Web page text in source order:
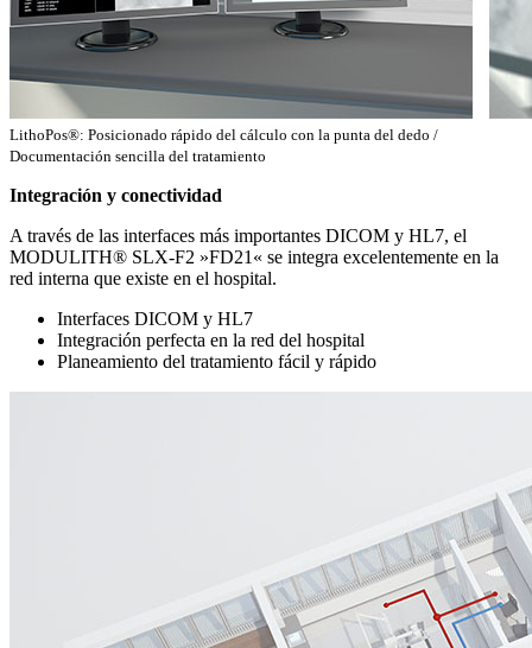
LithoPos®: Posicionado rápido del cálculo con la punta del dedo /
Documentación sencilla del tratamiento
Integración y conectividad
A través de las interfaces más importantes DICOM y HL7, el
MODULITH® SLX-F2 »FD21« se integra excelentemente en la
red interna que existe en el hospital.
Interfaces DICOM y HL7
Integración perfecta en la red del hospital
Planeamiento del tratamiento fácil y rápido